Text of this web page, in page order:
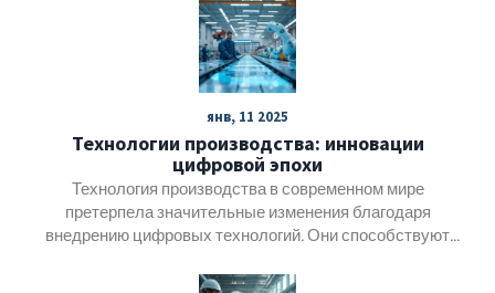
янв, 11 2025
Технологии производства: инновации
цифровой эпохи
Технология производства в современном мире
претерпела значительные изменения благодаря
внедрению цифровых технологий. Они способствуют
прекращению использования устаревших методов.